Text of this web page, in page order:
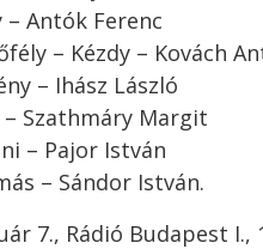
– Antók Ferenc
– Kézdy – Kovách
– Ihász László
– Szathmáry Margit
– Pajor István
– Sándor István.
7., Rádió Budapest I.,